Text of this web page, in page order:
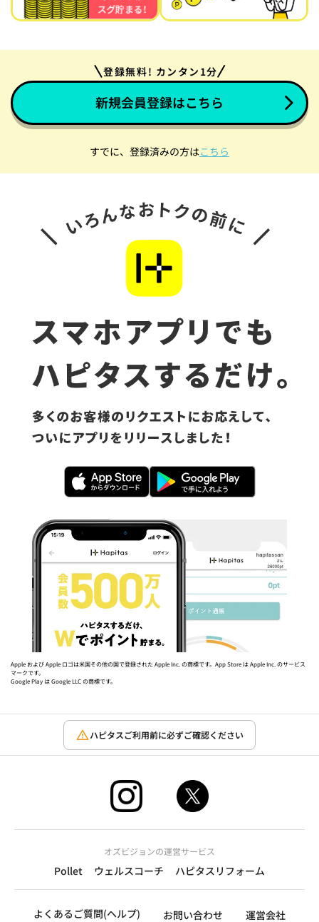
登録無料! カンタン1分
新規会員登録はこちら
すでに、登録済みの方はこちら
Apple および Apple ロゴは米国その他の国で登録された Apple Inc. の商標です。App Store は Apple Inc. のサービス
マークです。
Google Play は Google LLC の商標です。
ハピタスご利用前に必ずご確認ください
オズビジョンの運営サービス
Pollet ウェルスコーチ ハピタスリフォーム
よくあるご質問(ヘルプ) お問い合わせ 運営会社